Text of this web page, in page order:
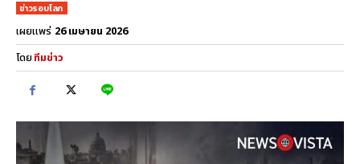
ข่าวรอบโลก
เผยแพร่ 26 เมษายน 2026
โดยทีมข่าว